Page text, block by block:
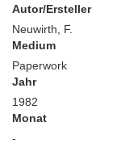
Autor/Ersteller
Neuwirth, F.
Medium
Paperwork
Jahr
1982
Monat
-